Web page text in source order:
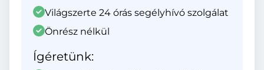
Világszerte 24 órás segélyhívó szolgálat
Önrész nélkül
Ígéretünk: